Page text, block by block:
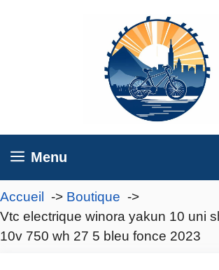
Menu
Accueil
Boutique
Vtc electrique winora yakun 10 uni
10v 750 wh 27 5 bleu fonce 2023